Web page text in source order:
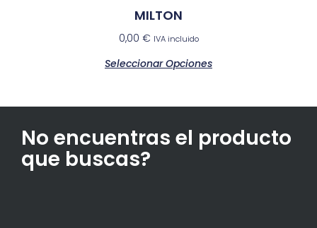
MILTON
0,00 € IVA incluido
Seleccionar Opciones
No encuentras el producto
que buscas?